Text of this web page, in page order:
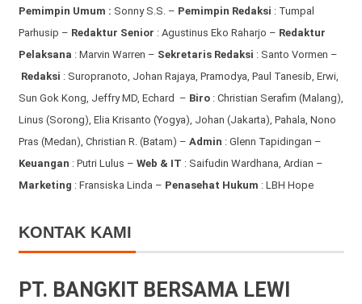
Pemimpin Umum : Sonny S.S. – Pemimpin Redaksi : Tumpal
Parhusip – Redaktur Senior : Agustinus Eko Raharjo – Redaktur
Pelaksana : Marvin Warren – Sekretaris Redaksi : Santo Vormen –
Redaksi : Suropranoto, Johan Rajaya, Pramodya, Paul Tanesib, Erwi,
Sun Gok Kong, Jeffry MD, Echard – Biro: Christian Serafim (Malang),
Linus (Sorong), Elia Krisanto (Yogya), Johan (Jakarta), Pahala, Nono
Pras (Medan), Christian R. (Batam) – Admin : Glenn Tapidingan –
Keuangan : Putri Lulus – Web & IT : Saifudin Wardhana, Ardian –
Marketing : Fransiska Linda – Penasehat Hukum : LBH Hope
KONTAK KAMI
PT. BANGKIT BERSAMA LEWI